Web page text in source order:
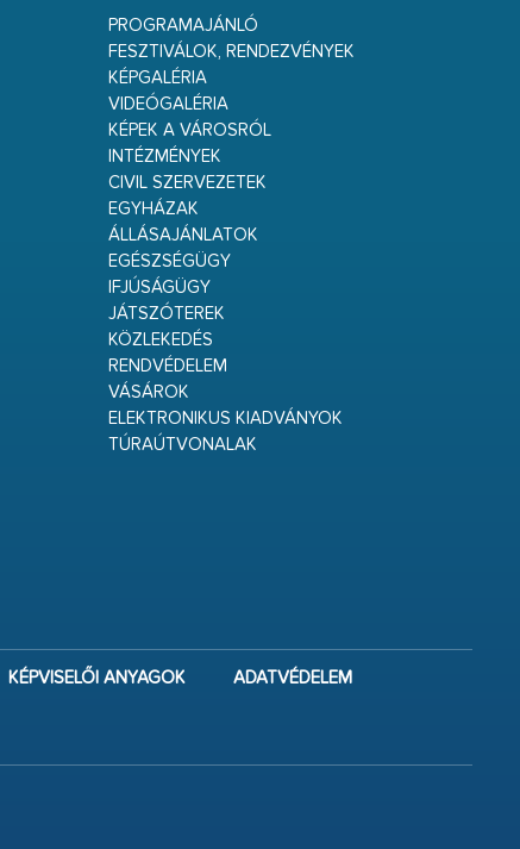
PROGRAMAJÁNLÓ
FESZTIVÁLOK, RENDEZVÉNYEK
KÉPGALÉRIA
VIDEÓGALÉRIA
KÉPEK A VÁROSRÓL
INTÉZMÉNYEK
CIVIL SZERVEZETEK
EGYHÁZAK
ÁLLÁSAJÁNLATOK
EGÉSZSÉGÜGY
IFJÚSÁGÜGY
JÁTSZÓTEREK
KÖZLEKEDÉS
RENDVÉDELEM
VÁSÁROK
ELEKTRONIKUS KIADVÁNYOK
TÚRAÚTVONALAK
KÉPVISELŐI ANYAGOK ADATVÉDELEM